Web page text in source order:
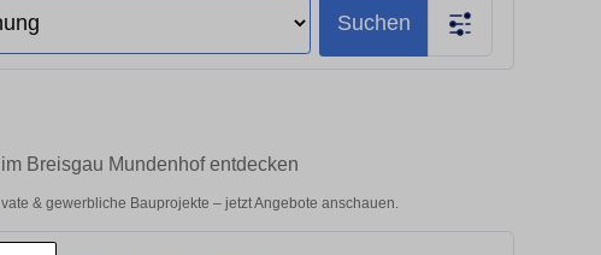
Suchen
Breisgau Mundenhof entdecken
& gewerbliche Bauprojekte – jetzt Angebote anschauen.